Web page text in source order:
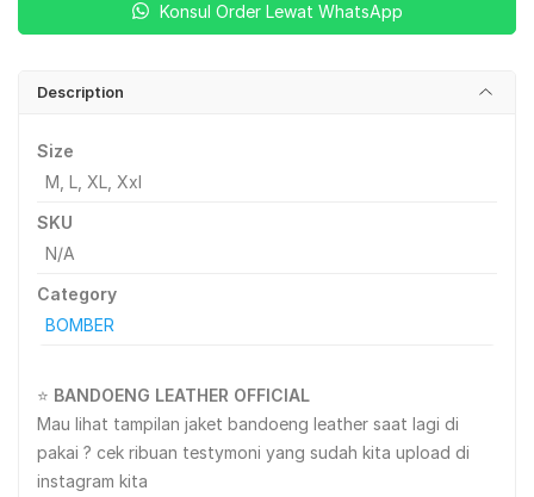
Konsul Order Lewat WhatsApp
Description
Size
M, L, XL, Xxl
SKU
N/A
Category
BOMBER
⭐ BANDOENG LEATHER OFFICIAL
Mau lihat tampilan jaket bandoeng leather saat lagi di
pakai ? cek ribuan testymoni yang sudah kita upload di
instagram kita